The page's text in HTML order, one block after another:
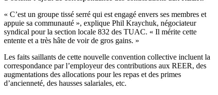
« C’est un groupe tissé serré qui est engagé envers ses membres et
appuie sa communauté », explique Phil Kraychuk, négociateur
syndical pour la section locale 832 des TUAC. « Il mérite cette
entente et a très hâte de voir de gros gains. »
Les faits saillants de cette nouvelle convention collective incluent la
correspondance par l’employeur des contributions aux REER, des
augmentations des allocations pour les repas et des primes
d’ancienneté, des hausses salariales, etc.